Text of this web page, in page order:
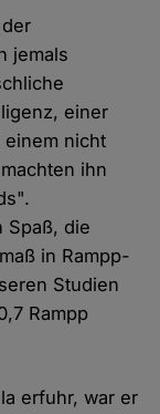
jemals
einer
nicht
ihn
Spaß, die
in Rampp-
Studien
Rampp
erfuhr, war er